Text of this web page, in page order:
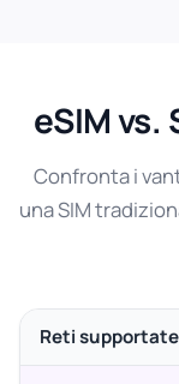
eSIM vs.
Confronta i
una SIM
Reti supportate